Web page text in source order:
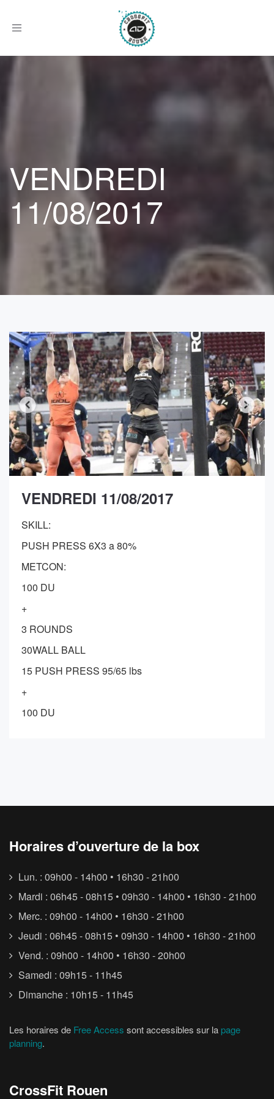
Afficher
VENDREDI
11/08/2017
VENDREDI 11/08/2017
SKILL:
PUSH PRESS 6X3 a 80%
METCON:
100 DU
+
3 ROUNDS
30WALL BALL
15 PUSH PRESS 95/65 lbs
+
100 DU
Horaires d’ouverture de la box
Lun. : 09h00 - 14h00 • 16h30 - 21h00
Mardi : 06h45 - 08h15 • 09h30 - 14h00 • 16h30 - 21h00
Merc. : 09h00 - 14h00 • 16h30 - 21h00
Jeudi : 06h45 - 08h15 • 09h30 - 14h00 • 16h30 - 21h00
Vend. : 09h00 - 14h00 • 16h30 - 20h00
Samedi : 09h15 - 11h45
Dimanche : 10h15 - 11h45
Les horaires de Free Access sont accessibles sur la page
planning.
CrossFit Rouen